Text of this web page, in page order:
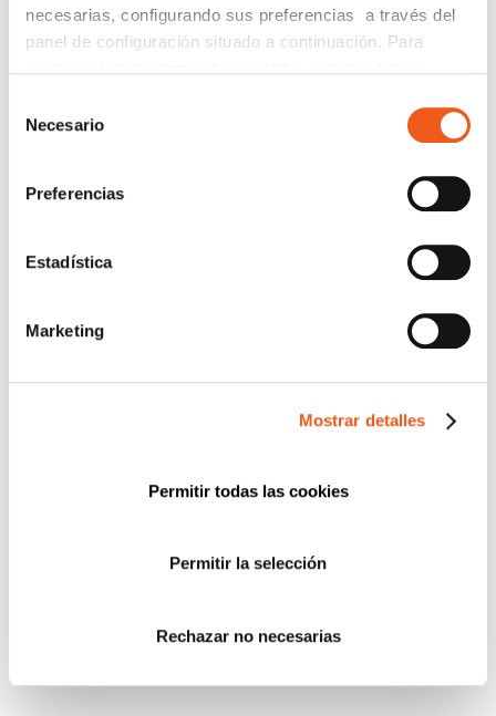
necesarias, configurando sus preferencias a través del
panel de configuración situado a continuación. Para
consultar nuestra política de cookies
política de cookies
Necesario
Preferencias
Estadística
Marketing
Mostrar detalles
Permitir todas las cookies
Permitir la selección
Rechazar no necesarias